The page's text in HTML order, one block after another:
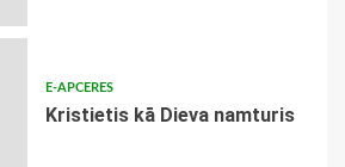
E-APCERES
Kristietis kā Dieva namturis